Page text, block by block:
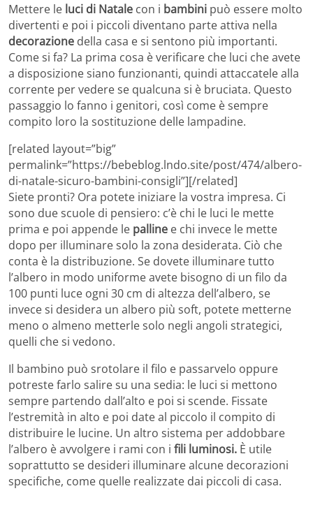
Mettere le luci di Natale con i bambini può essere molto
divertenti e poi i piccoli diventano parte attiva nella
decorazione della casa e si sentono più importanti.
Come si fa? La prima cosa è verificare che luci che avete
a disposizione siano funzionanti, quindi attaccatele alla
corrente per vedere se qualcuna si è bruciata. Questo
passaggio lo fanno i genitori, così come è sempre
compito loro la sostituzione delle lampadine.
[related layout=”big”
permalink=”https://bebeblog.lndo.site/post/474/albero-
di-natale-sicuro-bambini-consigli”][/related]
Siete pronti? Ora potete iniziare la vostra impresa. Ci
sono due scuole di pensiero: c’è chi le luci le mette
prima e poi appende le palline e chi invece le mette
dopo per illuminare solo la zona desiderata. Ciò che
conta è la distribuzione. Se dovete illuminare tutto
l’albero in modo uniforme avete bisogno di un filo da
100 punti luce ogni 30 cm di altezza dell’albero, se
invece si desidera un albero più soft, potete metterne
meno o almeno metterle solo negli angoli strategici,
quelli che si vedono.
Il bambino può srotolare il filo e passarvelo oppure
potreste farlo salire su una sedia: le luci si mettono
sempre partendo dall’alto e poi si scende. Fissate
l’estremità in alto e poi date al piccolo il compito di
distribuire le lucine. Un altro sistema per addobbare
l’albero è avvolgere i rami con i fili luminosi. È utile
soprattutto se desideri illuminare alcune decorazioni
specifiche, come quelle realizzate dai piccoli di casa.